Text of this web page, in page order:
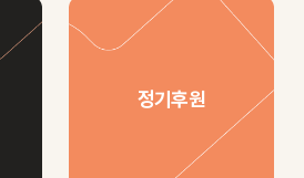
정기후원